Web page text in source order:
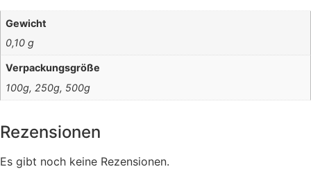
Gewicht
0,10 g
Verpackungsgröße
100g, 250g, 500g
Rezensionen
Es gibt noch keine Rezensionen.